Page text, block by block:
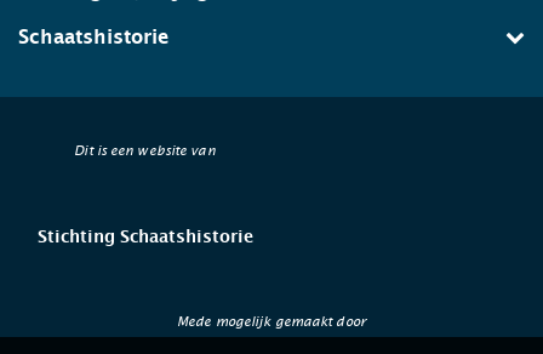
Schaatshistorie
Dit is een website van
Stichting Schaatshistorie
Mede mogelijk gemaakt door